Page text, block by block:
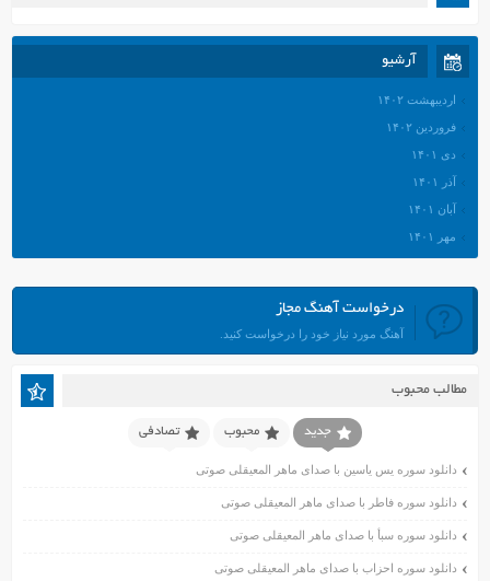
آرشیو
اردیبهشت ۱۴۰۲
فروردین ۱۴۰۲
دی ۱۴۰۱
آذر ۱۴۰۱
آبان ۱۴۰۱
مهر ۱۴۰۱
مرداد ۱۴۰۱
تیر ۱۴۰۱
فروردین ۱۴۰۱
آذر ۱۴۰۰
آبان ۱۴۰۰
اسفند ۱۳۹۹
درخواست آهنگ مجاز
آهنگ مورد نیاز خود را درخواست کنید.
مطالب محبوب
جدید محبوب تصادفی
دانلود سوره یس یاسین با صدای ماهر المعیقلی صوتی
دانلود سوره فاطر با صدای ماهر المعیقلی صوتی
دانلود سوره سبأ با صدای ماهر المعیقلی صوتی
دانلود سوره احزاب با صدای ماهر المعیقلی صوتی